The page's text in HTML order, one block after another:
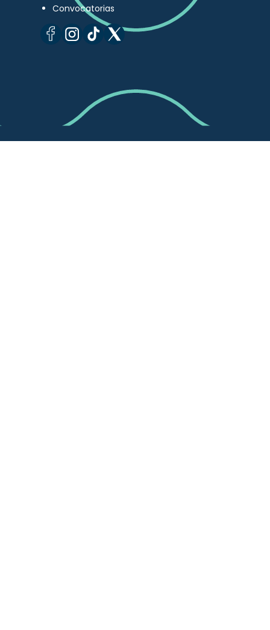
Convocatorias